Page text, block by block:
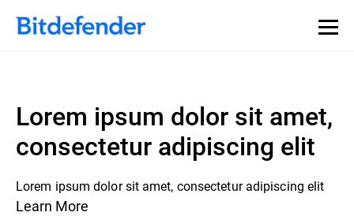
Lorem ipsum dolor sit amet,
consectetur adipiscing elit
Lorem ipsum dolor sit amet, consectetur adipiscing elit
Learn More